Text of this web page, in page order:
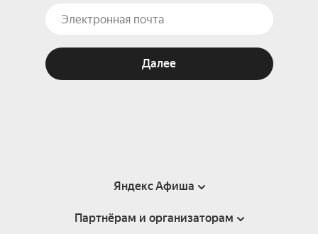
Далее
Яндекс Афиша
Справка
Партнёрам и организаторам